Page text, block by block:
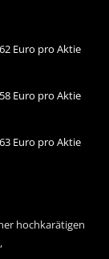
Euro pro Aktie
Euro pro Aktie
Euro pro Aktie
hochkarätigen